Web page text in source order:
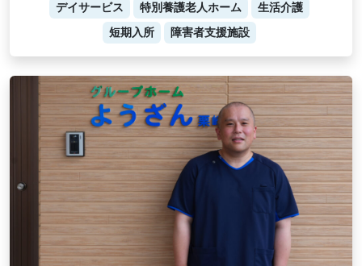
デイサービス 特別養護老人ホーム
生活介護
短期入所
障害者支援施設